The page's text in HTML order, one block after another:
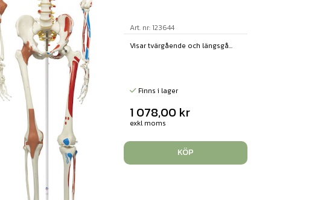
Art. nr: 123644
Visar tvärgående och längsgå...
Finns i lager
1 078,00 kr
exkl moms
KÖP